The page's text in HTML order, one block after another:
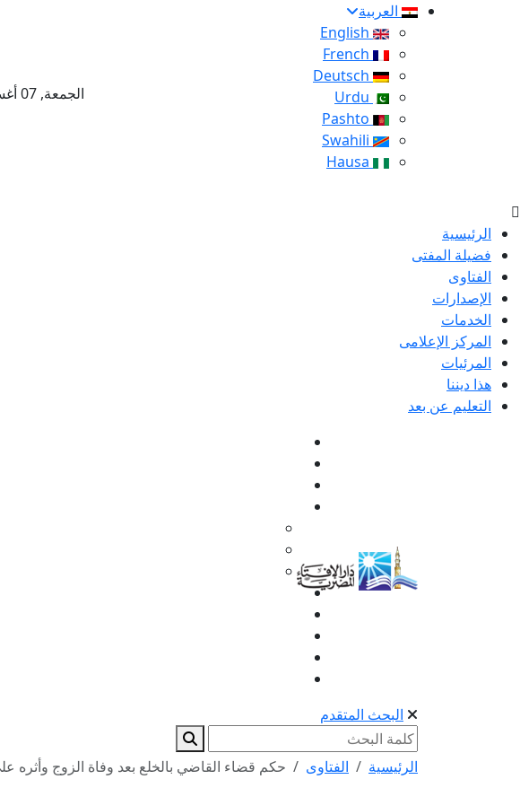
العربية
الجمعة, 07 أغسطس 2026 – 24 صفر 1448 هـ
الرئيسية
فضيلة المفتى
الفتاوى
الإصدارات
الخدمات
المركز الإعلامى
المرئيات
هذا ديننا
التعليم عن بعد
البحث المتقدم
الرئيسية الفتاوى حكم قضاء القاضي بالخلع بعد وفاة الزوج وأثره